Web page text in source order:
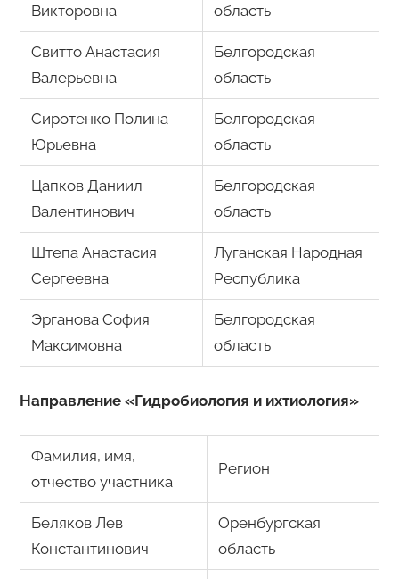
Викторовна
область
Свитто Анастасия
Валерьевна
Белгородская
область
Сиротенко Полина
Юрьевна
Белгородская
область
Цапков Даниил
Валентинович
Белгородская
область
Штепа Анастасия
Сергеевна
Луганская Народная
Республика
Эрганова София
Максимовна
Белгородская
область
Направление «Гидробиология и ихтиология»
Фамилия, имя,
отчество участника
Регион
Беляков Лев
Константинович
Оренбургская
область